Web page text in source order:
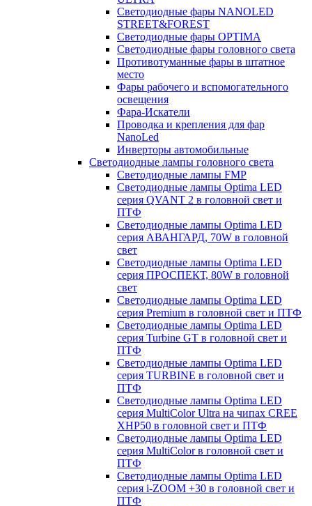
Светодиодные фары NANOLED
STREET&FOREST
Светодиодные фары OPTIMA
Светодиодные фары головного света
Противотуманные фары в штатное
место
Фары рабочего и вспомогательного
освещения
Фара-Искатели
Проводка и крепления для фар
NanoLed
Инверторы автомобильные
Светодиодные лампы головного света
Светодиодные лампы FMP
Светодиодные лампы Optima LED
серия QVANT 2 в головной свет и
ПТФ
Светодиодные лампы Optima LED
серия АВАНГАРД, 70W в головной
свет
Светодиодные лампы Optima LED
серия ПРОСПЕКТ, 80W в головной
свет
Светодиодные лампы Optima LED
серия Premium в головной свет и ПТФ
Светодиодные лампы Optima LED
серия Turbine GT в головной свет и
ПТФ
Светодиодные лампы Optima LED
серия TURBINE в головной свет и
ПТФ
Светодиодные лампы Optima LED
серия MultiColor Ultra на чипах CREE
XHP50 в головной свет и ПТФ
Светодиодные лампы Optima LED
серия MultiColor в головной свет и
ПТФ
Светодиодные лампы Optima LED
серия i-ZOOM +30 в головной свет и
ПТФ